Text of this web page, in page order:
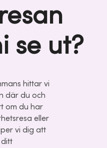
se ut?
hittar vi
där du och
om du har
eller
vi dig att